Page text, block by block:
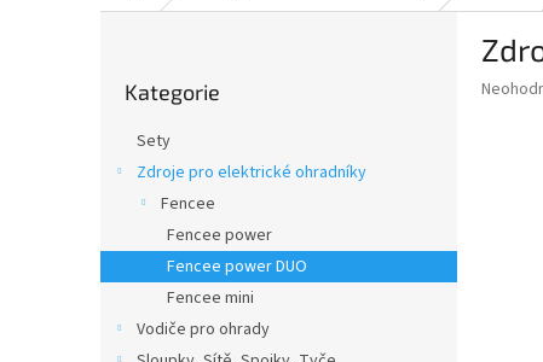
a
kategorie
Kategorie
Sety
Zdroje pro elektrické ohradníky
Fencee
Fencee power
Fencee power DUO
Fencee mini
Vodiče pro ohrady